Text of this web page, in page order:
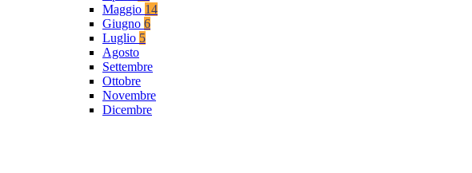
Maggio 14
Giugno 6
Luglio 5
Agosto
Settembre
Ottobre
Novembre
Dicembre